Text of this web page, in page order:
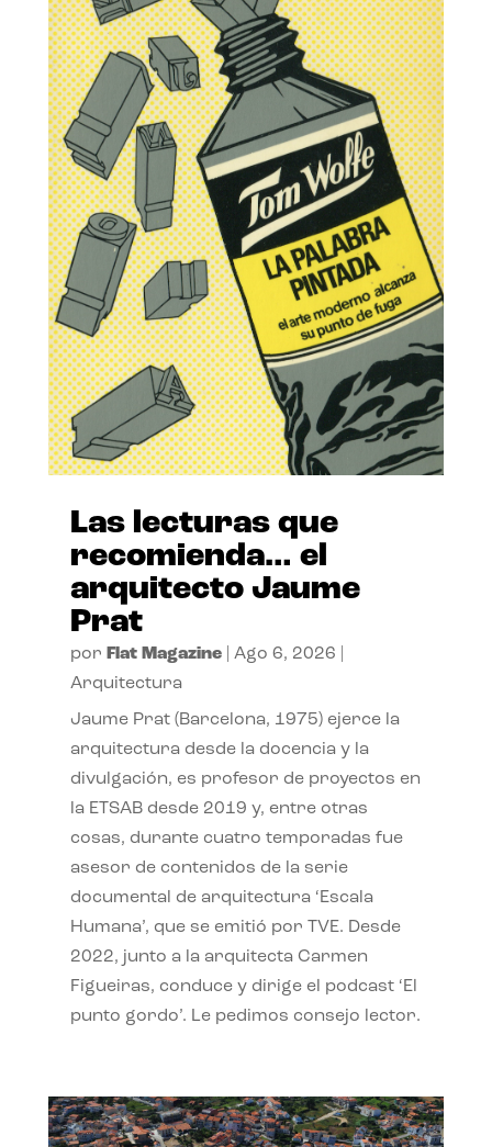
Las lecturas que
recomienda… el
arquitecto Jaume
Prat
por Flat Magazine| Ago 6, 2026
Arquitectura
Jaume Prat (Barcelona, 1975) ejerce la
arquitectura desde la docencia y la
divulgación, es profesor de proyectos en
la ETSAB desde 2019 y, entre otras
cosas, durante cuatro temporadas fue
asesor de contenidos de la serie
documental de arquitectura ‘Escala
Humana’, que se emitió por TVE. Desde
2022, junto a la arquitecta Carmen
Figueiras, conduce y dirige el podcast ‘El
punto gordo’. Le pedimos consejo lector.